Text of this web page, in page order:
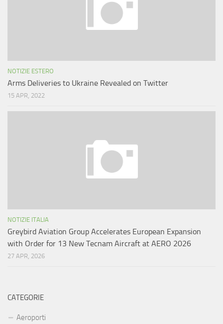
NOTIZIE ESTERO
Arms Deliveries to Ukraine Revealed on Twitter
15 APR, 2022
NOTIZIE ITALIA
Greybird Aviation Group Accelerates European Expansion
with Order for 13 New Tecnam Aircraft at AERO 2026
27 APR, 2026
CATEGORIE
Aeroporti